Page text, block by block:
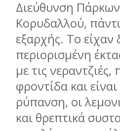
Διεύθυνση
Κορυδαλλού,
εξαρχής. Το είχαν
περιορισμένη
με τις
φροντίδα και
ρύπανση, οι
και θρεπτικά